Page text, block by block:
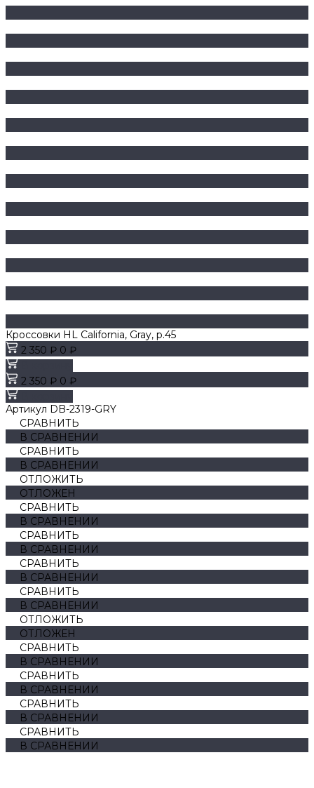
Кроссовки HL California, Gray, р.45
2 350 ₽ 0 ₽
2 350 ₽ 0 ₽
Артикул DB-2319-GRY
СРАВНИТЬ
В СРАВНЕНИИ
СРАВНИТЬ
В СРАВНЕНИИ
ОТЛОЖИТЬ
ОТЛОЖЕН
СРАВНИТЬ
В СРАВНЕНИИ
СРАВНИТЬ
В СРАВНЕНИИ
СРАВНИТЬ
В СРАВНЕНИИ
СРАВНИТЬ
В СРАВНЕНИИ
ОТЛОЖИТЬ
ОТЛОЖЕН
СРАВНИТЬ
В СРАВНЕНИИ
СРАВНИТЬ
В СРАВНЕНИИ
СРАВНИТЬ
В СРАВНЕНИИ
СРАВНИТЬ
В СРАВНЕНИИ